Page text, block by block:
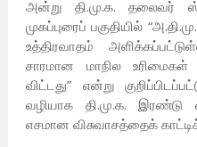
அன்று தி.மு.க. தலைவர்
முகப்புரைப் பகுதியில்
உத்திரவாதம்
சாரமான மாநில
விட்டது” என்று
வழியாக தி.மு.க.
எசமான விசுவாசத்தைக்